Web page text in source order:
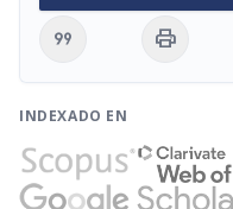
format_quote print
INDEXADO EN